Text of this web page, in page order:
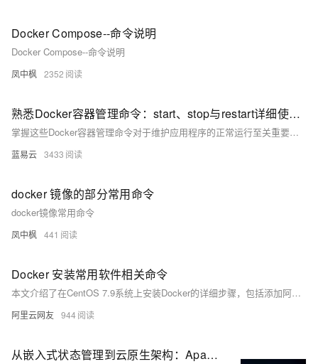
Docker Compose--命令说明
Docker Compose--命令说明
凤中枫 2352
熟悉Docker容器管理命令：start、stop与restart详细使用指南
掌握这些Docker容器管理命令对于维护应用程序的正常运行至关重要。在实际操作中，应注意容器配置、关联资源以及日志等信息，确保各项操作都能够顺畅并且安全地执行。
蓝易云 3433
docker 镜像的部分常用命令
docker镜像常用命令
凤中枫 441
Docker 安装常用软件相关命令
本文介绍了在CentOS 7.9系统上安装Docker的详细步骤，包括添加阿里云镜像源、安装Docker及相关组件、启动服务以及配置镜像加速。同时，还展示了如何通过Docker安装MySQL 5.7版本数据库，涵盖拉取镜像、创建数据目录、运行容器及配置挂载点等操作，并提供验证安装成功的命令和截图。适合需要部署Docker与MySQL环境的用户参考。
阿里云网友 944
从嵌入式状态管理到云原生架构：Apache Flink 的演进与下一代增量计算范式